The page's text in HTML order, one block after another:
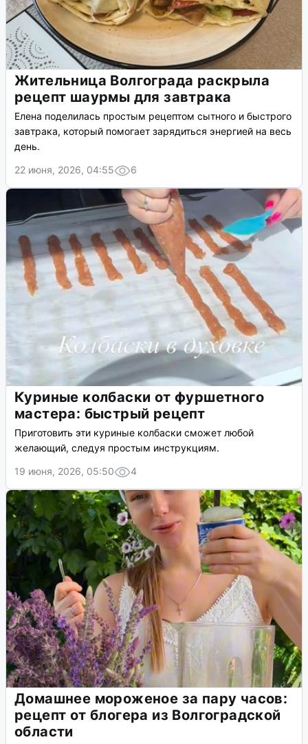
Жительница Волгограда раскрыла
рецепт шаурмы для завтрака
Елена поделилась простым рецептом сытного и быстрого
завтрака, который помогает зарядиться энергией на весь
день.
22 июня, 2026, 04:55
6
Куриные колбаски от фуршетного
мастера: быстрый рецепт
Приготовить эти куриные колбаски сможет любой
желающий, следуя простым инструкциям.
19 июня, 2026, 05:50
4
Домашнее мороженое за пару часов:
рецепт от блогера из Волгоградской
области